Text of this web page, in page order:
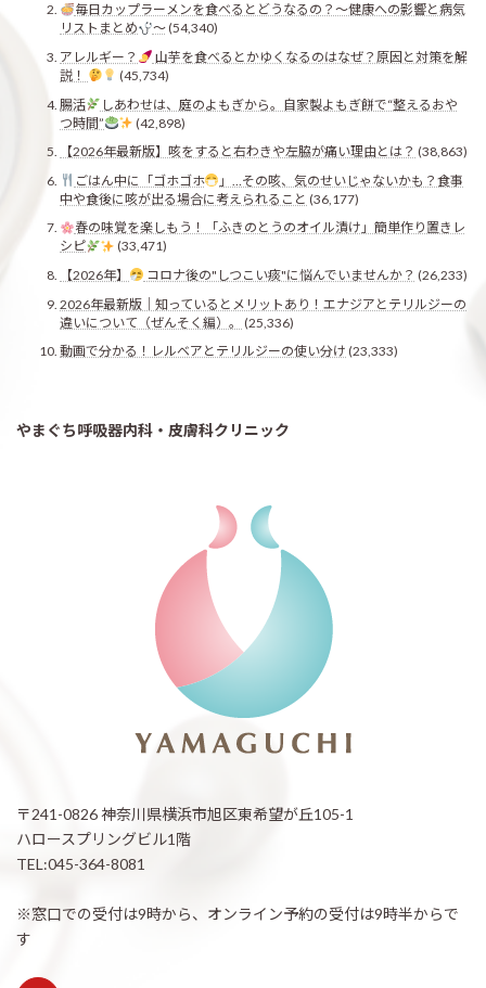
毎日カップラーメンを食べるとどうなるの？〜健康への影響と病気
リストまとめ
〜(54,340)
アレルギー？
山芋を食べるとかゆくなるのはなぜ？原因と対策を解
説！
(45,734)
腸活
しあわせは、庭のよもぎから。自家製よもぎ餅で“整えるおや
つ時間”
(42,898)
【2026年最新版】咳をすると右わきや左脇が痛い理由とは？ (38,863)
ごはん中に「ゴホゴホ
」…その咳、気のせいじゃないかも？食事
中や食後に咳が出る場合に考えられること (36,177)
春の味覚を楽しもう！「ふきのとうのオイル漬け」簡単作り置きレ
シピ
(33,471)
【2026年】
コロナ後の"しつこい痰"に悩んでいませんか？ (26,233)
2026年最新版｜知っているとメリットあり！エナジアとテリルジーの
違いについて（ぜんそく編）。
(25,336)
動画で分かる！レルベアとテリルジーの使い分け (23,333)
やまぐち呼吸器内科・皮膚科クリニック
〒241-0826 神奈川県横浜市旭区東希望が丘105-1
ハロースプリングビル1階
TEL:045-364-8081
※窓口での受付は9時から、オンライン予約の受付は9時半からで
す